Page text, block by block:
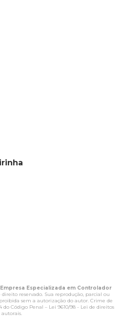
Especializada em Controlador
direito reservado. Sua reprodução, parcial ou
sem a autorização do autor. Crime de
do Código Penal – Lei 9610/98 - Lei de direitos
autorais.